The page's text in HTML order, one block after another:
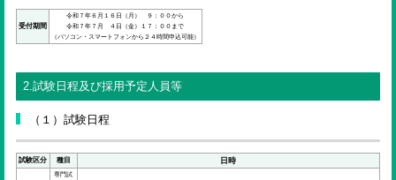
採用情報
受付期間
令和７年６月１６日（月） ９：００から
令和７年７月 ４日（金）１７：００まで
（パソコン・スマートフォンから２４時間申込可能）
2.試験日程及び採用予定人員等
（１）試験日程
試験区分 種目 日時
専門試